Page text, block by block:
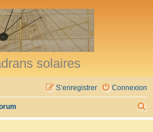
solaires
Connexion
S’enregistrer
e